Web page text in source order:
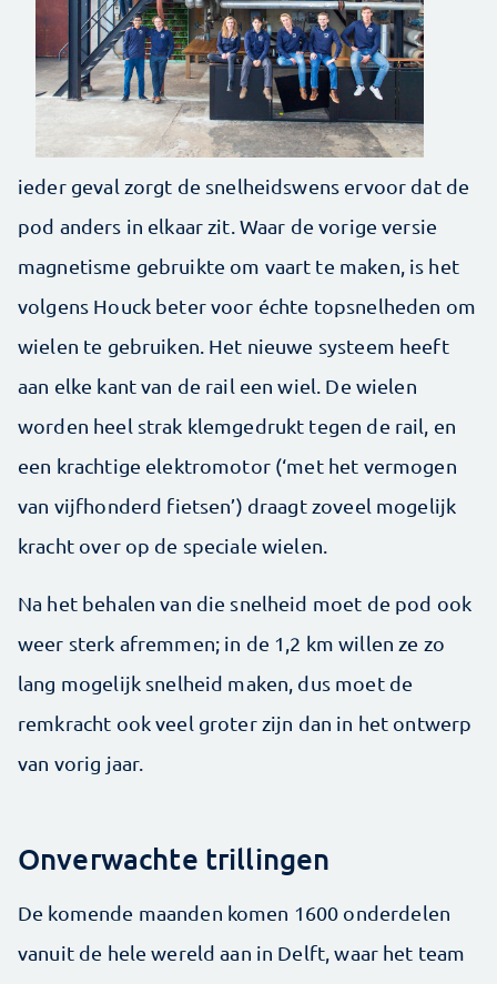
ieder geval zorgt de snelheidswens ervoor dat de
pod anders in elkaar zit. Waar de vorige versie
magnetisme gebruikte om vaart te maken, is het
volgens Houck beter voor échte topsnelheden om
wielen te gebruiken. Het nieuwe systeem heeft
aan elke kant van de rail een wiel. De wielen
worden heel strak klemgedrukt tegen de rail, en
een krachtige elektromotor (‘met het vermogen
van vijfhonderd fietsen’) draagt zoveel mogelijk
kracht over op de speciale wielen.
Na het behalen van die snelheid moet de pod ook
weer sterk afremmen; in de 1,2 km willen ze zo
lang mogelijk snelheid maken, dus moet de
remkracht ook veel groter zijn dan in het ontwerp
van vorig jaar.
Onverwachte trillingen
De komende maanden komen 1600 onderdelen
vanuit de hele wereld aan in Delft, waar het team